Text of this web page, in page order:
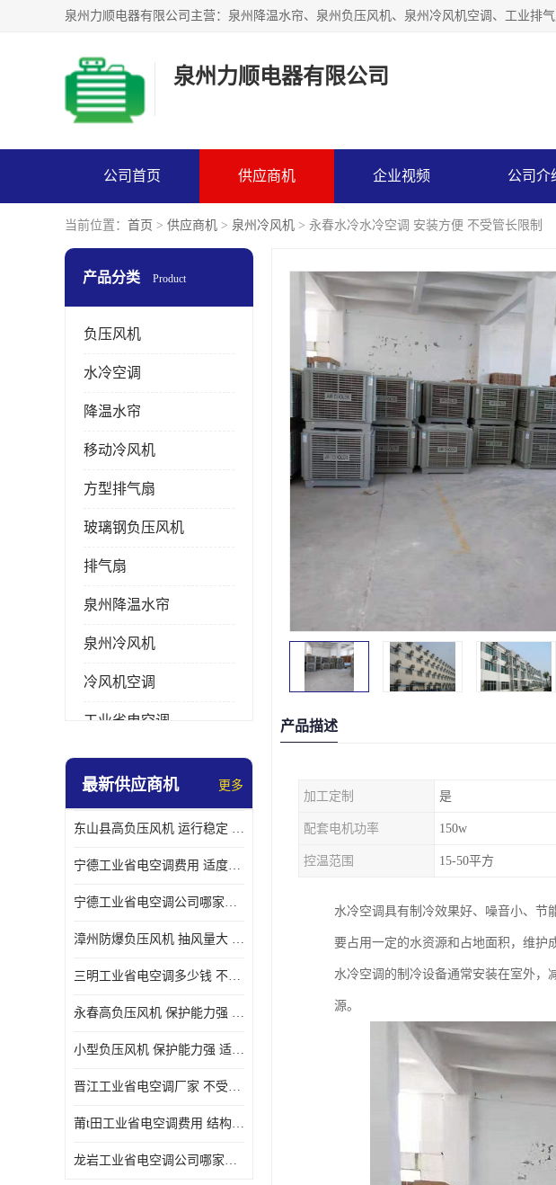
泉州力顺电器有限公司
公司首页 供应商机 企业视频 公司介
当前位置： 首页 > 供应商机 > 泉州冷风机 > 永春水冷水冷空调 安装方便 不受管长限制
产品分类 Product
负压风机
水冷空调
降温水帘
移动冷风机
方型排气扇
玻璃钢负压风机
排气扇
泉州降温水帘
泉州冷风机
冷风机空调
工业省电空调
工业大吊扇
最新供应商机 更多
东山县高负压风机 运行稳定 耐高温 防腐蚀
宁德工业省电空调费用 适度较高 节省占用空间
宁德工业省电空调公司哪家好 适度较高 结构紧凑 美观
漳州防爆负压风机 抽风量大 通风降温效果好
三明工业省电空调多少钱 不受管长限制 保持空气湿润
永春高负压风机 保护能力强 体积大 风道大
小型负压风机 保护能力强 适用面积广
晋江工业省电空调厂家 不受管长限制 节省占用空间
莆t田工业省电空调费用 结构紧凑 美观 能耗低 噪音小
龙岩工业省电空调公司哪家好 适应性强 维护简单
产品描述
加工定制 是
配套电机功率 150w
控温范围 15-50平方
水冷空调具有制冷效果好、噪音小、节
要占用一定的水资源和占地面积，维护
水冷空调的制冷设备通常安装在室外，
源。